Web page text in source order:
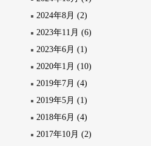
2024年8月 (2)
2023年11月 (6)
2023年6月 (1)
2020年1月 (10)
2019年7月 (4)
2019年5月 (1)
2018年6月 (4)
2017年10月 (2)